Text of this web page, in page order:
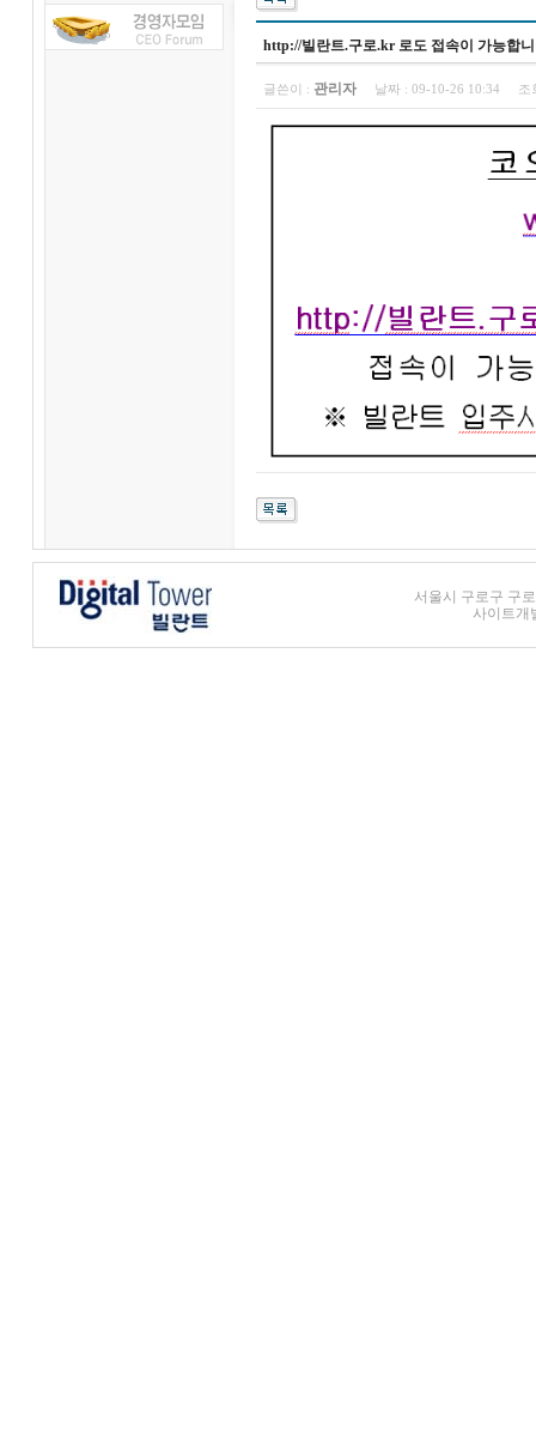
http://빌란트.구로.kr 로도 접속이 가능합
글쓴이 : 관리자 날짜 : 09-10-26 10:34 조
서울시 구로구 구
사이트개